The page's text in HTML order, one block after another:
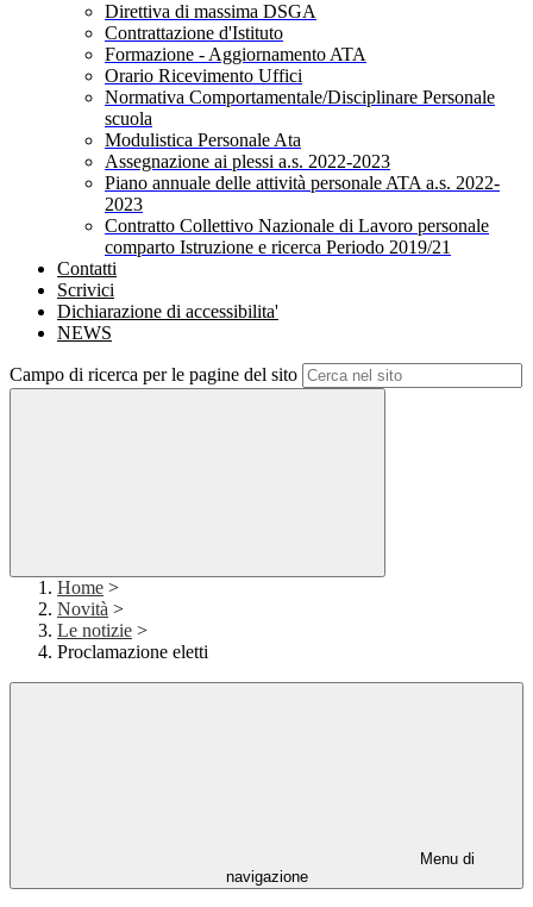
Direttiva di massima DSGA
Contrattazione d'Istituto
Formazione - Aggiornamento ATA
Orario Ricevimento Uffici
Normativa Comportamentale/Disciplinare Personale
scuola
Modulistica Personale Ata
Assegnazione ai plessi a.s. 2022-2023
Piano annuale delle attività personale ATA a.s. 2022-
2023
Contratto Collettivo Nazionale di Lavoro personale
comparto Istruzione e ricerca Periodo 2019/21
Contatti
Scrivici
Dichiarazione di accessibilita'
NEWS
Campo di ricerca per le pagine del sito
Home >
Novità >
Le notizie >
Proclamazione eletti
Menu di
navigazione